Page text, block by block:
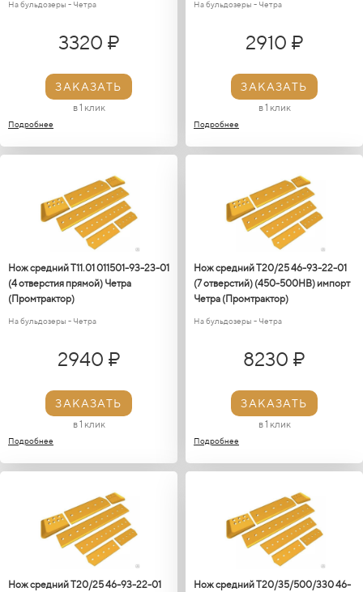
На бульдозеры - Четра
3320 ₽
ЗАКАЗАТЬ
в 1 клик
Подробнее
На бульдозеры - Четра
2910 ₽
ЗАКАЗАТЬ
в 1 клик
Подробнее
Нож средний Т11.01 011501-93-23-01
(4 отверстия прямой) Четра
(Промтрактор)
На бульдозеры - Четра
2940 ₽
ЗАКАЗАТЬ
в 1 клик
Подробнее
Нож средний Т20/25 46-93-22-01
(7 отверстий) (450-500HB) импорт
Четра (Промтрактор)
На бульдозеры - Четра
8230 ₽
ЗАКАЗАТЬ
в 1 клик
Подробнее
Нож средний Т20/25 46-93-22-01
Нож средний Т20/35/500/330 46-